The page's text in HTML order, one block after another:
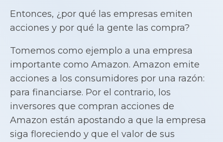
Entonces, ¿por qué las empresas emiten
acciones y por qué la gente las compra?
Tomemos como ejemplo a una empresa
importante como Amazon. Amazon emite
acciones a los consumidores por una razón:
para financiarse. Por el contrario, los
inversores que compran acciones de
Amazon están apostando a que la empresa
siga floreciendo y que el valor de sus